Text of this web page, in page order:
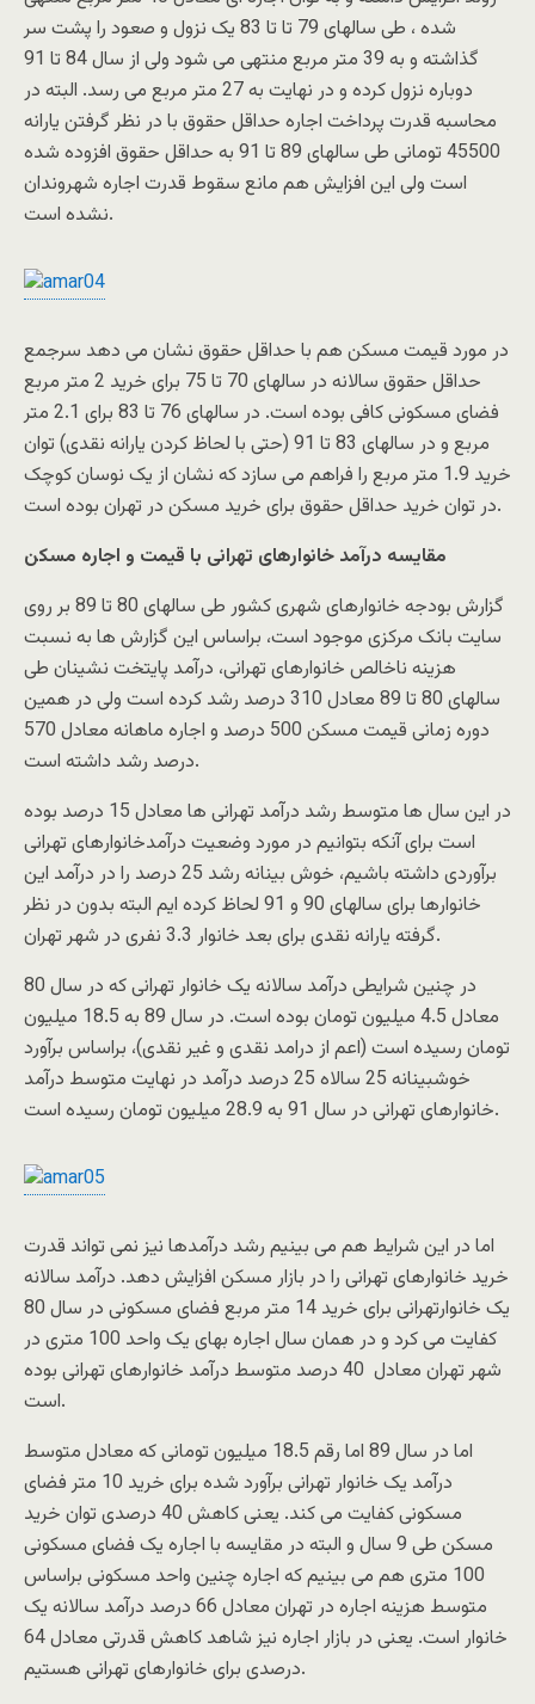
شده ، طی سالهای 79 تا تا 83 یک نزول و صعود را پشت سر
گذاشته و به 39 متر مربع منتهی می شود ولی از سال 84 تا 91
دوباره نزول کرده و در نهایت به 27 متر مربع می رسد. البته در
محاسبه قدرت پرداخت اجاره حداقل حقوق با در نظر گرفتن یارانه
45500 تومانی طی سالهای 89 تا 91 به حداقل حقوق افزوده شده
است ولی این افزایش هم مانع سقوط قدرت اجاره شهروندان
نشده است.
در مورد قیمت مسکن هم با حداقل حقوق نشان می دهد سرجمع
حداقل حقوق سالانه در سالهای 70 تا 75 برای خرید 2 متر مربع
فضای مسکونی کافی بوده است. در سالهای 76 تا 83 برای 2.1 متر
مربع و در سالهای 83 تا 91 (حتی با لحاظ کردن یارانه نقدی) توان
خرید 1.9 متر مربع را فراهم می سازد که نشان از یک نوسان کوچک
در توان خرید حداقل حقوق برای خرید مسکن در تهران بوده است.
مقایسه درآمد خانوارهای تهرانی با قیمت و اجاره مسکن
گزارش بودجه خانوارهای شهری کشور طی سالهای 80 تا 89 بر روی
سایت بانک مرکزی موجود است، براساس این گزارش ها به نسبت
هزینه ناخالص خانوارهای تهرانی، درآمد پایتخت نشینان طی
سالهای 80 تا 89 معادل 310 درصد رشد کرده است ولی در همین
دوره زمانی قیمت مسکن 500 درصد و اجاره ماهانه معادل 570
درصد رشد داشته است.
در این سال ها متوسط رشد درآمد تهرانی ها معادل 15 درصد بوده
است برای آنکه بتوانیم در مورد وضعیت درآمدخانوارهای تهرانی
برآوردی داشته باشیم، خوش بینانه رشد 25 درصد را در درآمد این
خانوارها برای سالهای 90 و 91 لحاظ کرده ایم البته بدون در نظر
گرفته یارانه نقدی برای بعد خانوار 3.3 نفری در شهر تهران.
در چنین شرایطی درآمد سالانه یک خانوار تهرانی که در سال 80
معادل 4.5 میلیون تومان بوده است. در سال 89 به 18.5 میلیون
تومان رسیده است (اعم از درامد نقدی و غیر نقدی)، براساس برآورد
خوشبینانه 25 سالاه 25 درصد درآمد در نهایت متوسط درآمد
خانوارهای تهرانی در سال 91 به 28.9 میلیون تومان رسیده است.
اما در این شرایط هم می بینیم رشد درآمدها نیز نمی تواند قدرت
خرید خانوارهای تهرانی را در بازار مسکن افزایش دهد. درآمد سالانه
یک خانوارتهرانی برای خرید 14 متر مربع فضای مسکونی در سال 80
کفایت می کرد و در همان سال اجاره بهای یک واحد 100 متری در
شهر تهران معادل 40 درصد متوسط درآمد خانوارهای تهرانی بوده
است.
اما در سال 89 اما رقم 18.5 میلیون تومانی که معادل متوسط
درآمد یک خانوار تهرانی برآورد شده برای خرید 10 متر فضای
مسکونی کفایت می کند. یعنی کاهش 40 درصدی توان خرید
مسکن طی 9 سال و البته در مقایسه با اجاره یک فضای مسکونی
100 متری هم می بینیم که اجاره چنین واحد مسکونی براساس
متوسط هزینه اجاره در تهران معادل 66 درصد درآمد سالانه یک
خانوار است. یعنی در بازار اجاره نیز شاهد کاهش قدرتی معادل 64
درصدی برای خانوارهای تهرانی هستیم.